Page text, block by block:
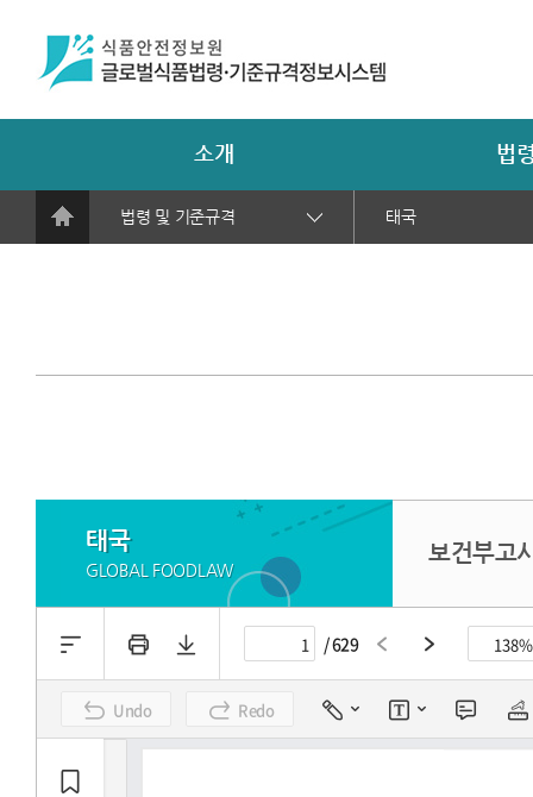
소개 법
법령 및 기준규격 태국
태국
GLOBAL FOODLAW
보건부고